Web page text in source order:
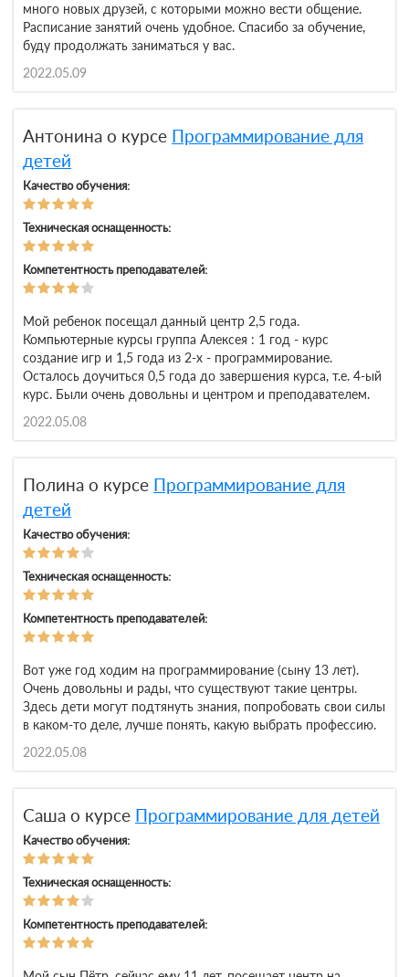
много новых друзей, с которыми можно вести общение.
Расписание занятий очень удобное. Спасибо за обучение,
буду продолжать заниматься у вас.
2022.05.09
Антонина о курсе Программирование для
детей
Качество обучения:
Техническая оснащенность:
Компетентность преподавателей:
Мой ребенок посещал данный центр 2,5 года.
Компьютерные курсы группа Алексея : 1 год - курс
создание игр и 1,5 года из 2-х - программирование.
Осталось доучиться 0,5 года до завершения курса, т.е. 4-ый
курс. Были очень довольны и центром и преподавателем.
2022.05.08
Полина о курсе Программирование для
детей
Качество обучения:
Техническая оснащенность:
Компетентность преподавателей:
Вот уже год ходим на программирование (сыну 13 лет).
Очень довольны и рады, что существуют такие центры.
Здесь дети могут подтянуть знания, попробовать свои силы
в каком-то деле, лучше понять, какую выбрать профессию.
2022.05.08
Саша о курсе Программирование для детей
Качество обучения:
Техническая оснащенность:
Компетентность преподавателей: